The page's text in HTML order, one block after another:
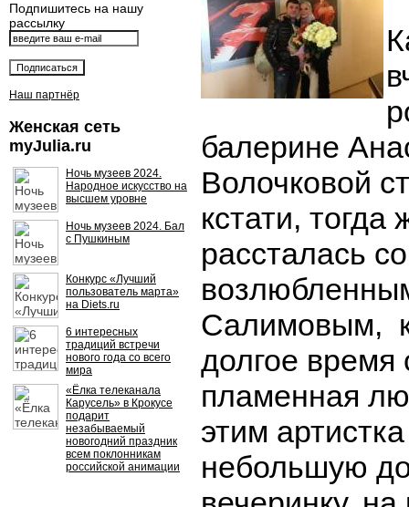
Подпишитесь на нашу
рассылку
Наш партнёр
Женская сеть
myJulia.ru
Ночь музеев 2024.
Народное искусство на
высшем уровне
Ночь музеев 2024. Бал
с Пушкиным
Конкурс «Лучший
пользователь марта»
на Diets.ru
6 интересных
традиций встречи
нового года со всего
мира
«Ёлка телеканала
Карусель» в Крокусе
подарит
незабываемый
новогодний праздник
всем поклонникам
российской анимации
балерине
Волочковой
кстати,
рассталась
Салимовым,
долгое время
пламенная
этим
небольшую